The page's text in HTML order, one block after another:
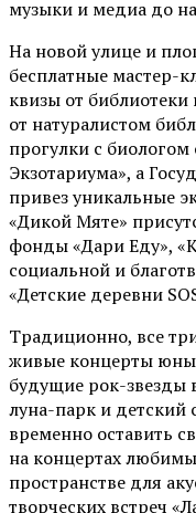
музыки и медиа до
На новой улице и
бесплатные мастер-
квизы от
от натуралистом
прогулки с биологом
Экзотариума», а
привез уникальные
«Дикой Мяте»
фонды «Дари Еду»,
социальной и
«Детские деревни
Традиционно, все
живые концерты
будущие рок-звезды
луна-парк и детский
временно оставить
на концертах
пространстве для
творческих встреч